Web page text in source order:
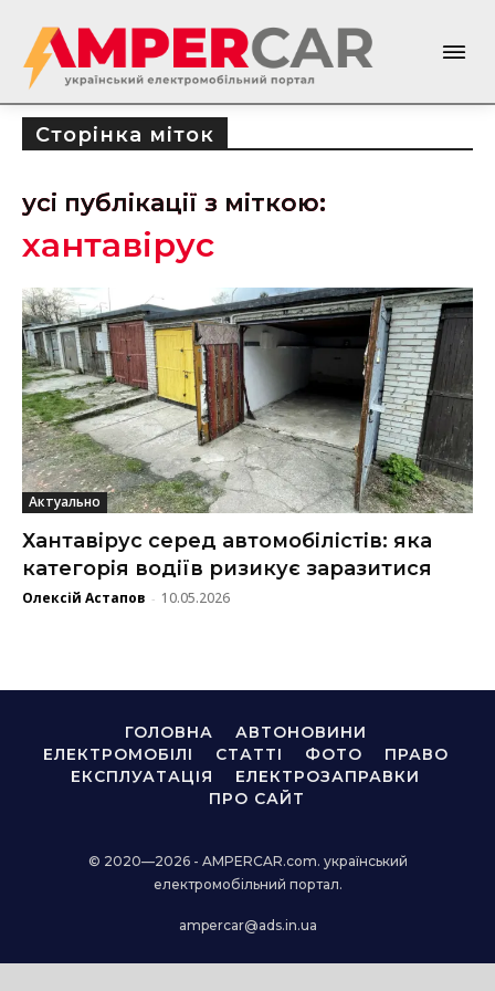
Сторінка міток
усі публікації з міткою:
хантавірус
Актуально
Хантавірус серед автомобілістів: яка
категорія водіїв ризикує заразитися
Олексій Астапов - 10.05.2026
ГОЛОВНА
АВТОНОВИНИ
ЕЛЕКТРОМОБІЛІ
СТАТТІ ФОТО
ПРАВО
ЕКСПЛУАТАЦІЯ
ЕЛЕКТРОЗАПРАВКИ
ПРО САЙТ
© 2020—2026 - AMPERCAR.com. український
електромобільний портал.
ampercar@ads.in.ua